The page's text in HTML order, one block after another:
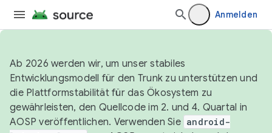
Anmelden
Ab 2026 werden wir, um unser stabiles
Entwicklungsmodell für den Trunk zu unterstützen und
die Plattformstabilität für das Ökosystem zu
gewährleisten, den Quellcode im 2. und 4. Quartal in
AOSP veröffentlichen. Verwenden Sie android-